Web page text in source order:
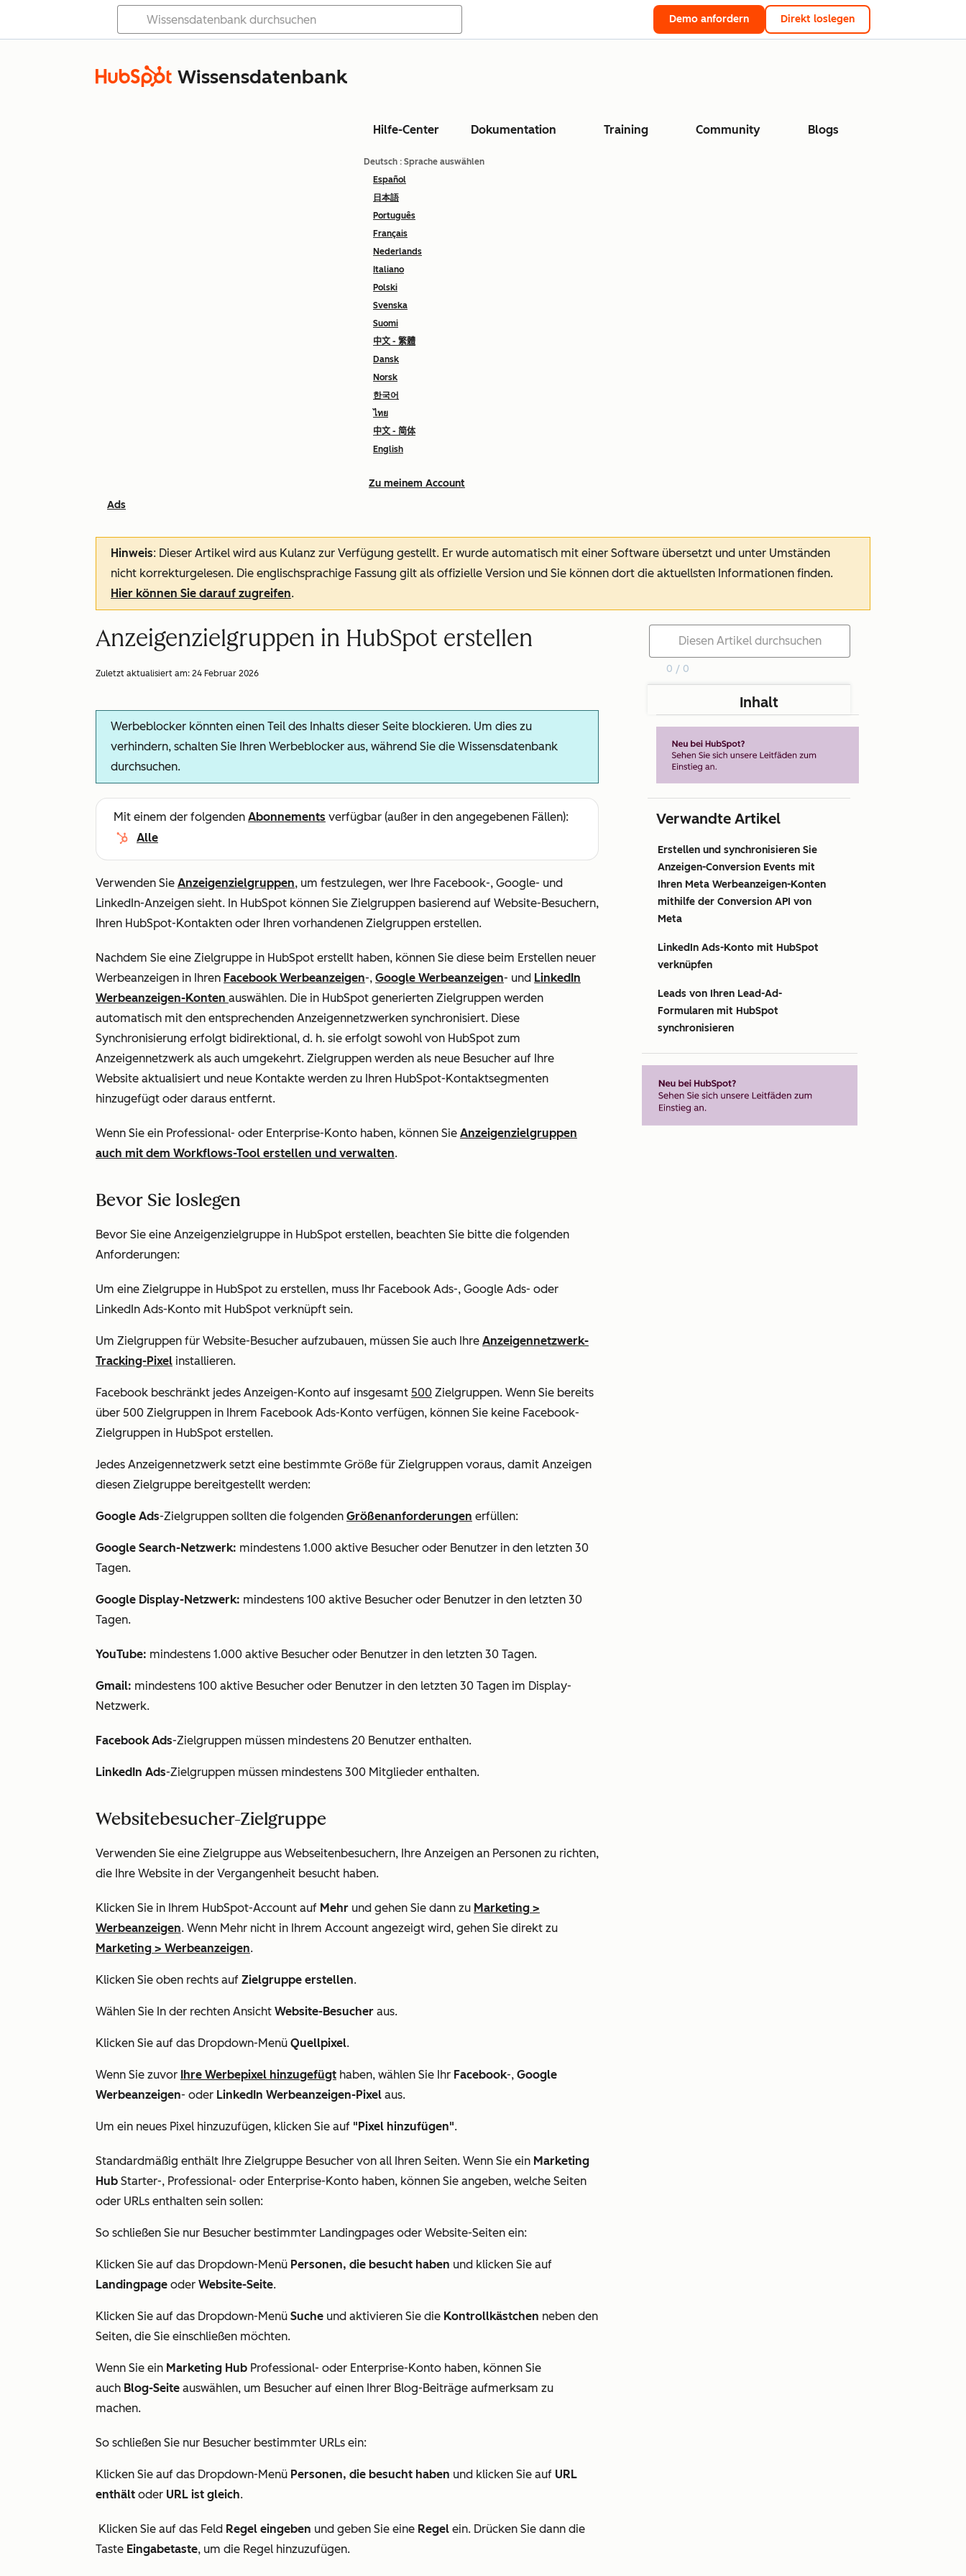
Demo anfordern Direkt loslegen
Wissensdatenbank
Hilfe-Center Dokumentation Training Community Blogs
Deutsch : Sprache auswählen
Español
日本語
Português
Français
Nederlands
Italiano
Polski
Svenska
Suomi
中文 - 繁體
Dansk
Norsk
한국어
ไทย
中文 - 简体
English
Zu meinem Account
Ads
Hinweis: Dieser Artikel wird aus Kulanz zur Verfügung gestellt. Er wurde automatisch mit einer Software übersetzt und unter Umständen
nicht korrekturgelesen. Die englischsprachige Fassung gilt als offizielle Version und Sie können dort die aktuellsten Informationen finden.
Hier können Sie darauf zugreifen.
Anzeigenzielgruppen in HubSpot erstellen
Zuletzt aktualisiert am: 24 Februar 2026
Werbeblocker könnten einen Teil des Inhalts dieser Seite blockieren. Um dies zu
verhindern, schalten Sie Ihren Werbeblocker aus, während Sie die Wissensdatenbank
durchsuchen.
Mit einem der folgenden Abonnements verfügbar (außer in den angegebenen Fällen):
Alle
Verwenden Sie Anzeigenzielgruppen, um festzulegen, wer Ihre Facebook-, Google- und
LinkedIn-Anzeigen sieht. In HubSpot können Sie Zielgruppen basierend auf Website-Besuchern,
Ihren HubSpot-Kontakten oder Ihren vorhandenen Zielgruppen erstellen.
Nachdem Sie eine Zielgruppe in HubSpot erstellt haben, können Sie diese beim Erstellen neuer
Werbeanzeigen in Ihren Facebook Werbeanzeigen-, Google Werbeanzeigen- und LinkedIn
Werbeanzeigen-Konten auswählen. Die in HubSpot generierten Zielgruppen werden
automatisch mit den entsprechenden Anzeigennetzwerken synchronisiert. Diese
Synchronisierung erfolgt bidirektional, d. h. sie erfolgt sowohl von HubSpot zum
Anzeigennetzwerk als auch umgekehrt. Zielgruppen werden als neue Besucher auf Ihre
Website aktualisiert und neue Kontakte werden zu Ihren HubSpot-Kontaktsegmenten
hinzugefügt oder daraus entfernt.
Wenn Sie ein Professional- oder Enterprise-Konto haben, können Sie Anzeigenzielgruppen
auch mit dem Workflows-Tool erstellen und verwalten.
Bevor Sie loslegen
Bevor Sie eine Anzeigenzielgruppe in HubSpot erstellen, beachten Sie bitte die folgenden
Anforderungen:
Um eine Zielgruppe in HubSpot zu erstellen, muss Ihr Facebook Ads-, Google Ads- oder
LinkedIn Ads-Konto mit HubSpot verknüpft sein.
Um Zielgruppen für Website-Besucher aufzubauen, müssen Sie auch Ihre Anzeigennetzwerk-
Tracking-Pixel installieren.
Facebook beschränkt jedes Anzeigen-Konto auf insgesamt 500 Zielgruppen. Wenn Sie bereits
über 500 Zielgruppen in Ihrem Facebook Ads-Konto verfügen, können Sie keine Facebook-
Zielgruppen in HubSpot erstellen.
Jedes Anzeigennetzwerk setzt eine bestimmte Größe für Zielgruppen voraus, damit Anzeigen
diesen Zielgruppe bereitgestellt werden:
Google Ads-Zielgruppen sollten die folgenden Größenanforderungen erfüllen:
Google Search-Netzwerk: mindestens 1.000 aktive Besucher oder Benutzer in den letzten 30
Tagen.
Google Display-Netzwerk: mindestens 100 aktive Besucher oder Benutzer in den letzten 30
Tagen.
YouTube: mindestens 1.000 aktive Besucher oder Benutzer in den letzten 30 Tagen.
Gmail: mindestens 100 aktive Besucher oder Benutzer in den letzten 30 Tagen im Display-
Netzwerk.
Facebook Ads-Zielgruppen müssen mindestens 20 Benutzer enthalten.
LinkedIn Ads-Zielgruppen müssen mindestens 300 Mitglieder enthalten.
Websitebesucher-Zielgruppe
Verwenden Sie eine Zielgruppe aus Webseitenbesuchern, Ihre Anzeigen an Personen zu richten,
die Ihre Website in der Vergangenheit besucht haben.
Klicken Sie in Ihrem HubSpot-Account auf Mehr und gehen Sie dann zu Marketing >
Werbeanzeigen. Wenn Mehr nicht in Ihrem Account angezeigt wird, gehen Sie direkt zu
Marketing > Werbeanzeigen.
Klicken Sie oben rechts auf Zielgruppe erstellen.
Wählen Sie In der rechten Ansicht Website-Besucher aus.
Klicken Sie auf das Dropdown-Menü Quellpixel.
Wenn Sie zuvor Ihre Werbepixel hinzugefügt haben, wählen Sie Ihr Facebook-, Google
Werbeanzeigen- oder LinkedIn Werbeanzeigen-Pixel aus.
Um ein neues Pixel hinzuzufügen, klicken Sie auf "Pixel hinzufügen".
Standardmäßig enthält Ihre Zielgruppe Besucher von all Ihren Seiten. Wenn Sie ein Marketing
Hub Starter-, Professional- oder Enterprise-Konto haben, können Sie angeben, welche Seiten
oder URLs enthalten sein sollen:
So schließen Sie nur Besucher bestimmter Landingpages oder Website-Seiten ein:
Klicken Sie auf das Dropdown-Menü Personen, die besucht haben und klicken Sie auf
Landingpage oder Website-Seite.
Klicken Sie auf das Dropdown-Menü Suche und aktivieren Sie die Kontrollkästchen neben den
Seiten, die Sie einschließen möchten.
Wenn Sie ein Marketing Hub Professional- oder Enterprise-Konto haben, können Sie
auch Blog-Seite auswählen, um Besucher auf einen Ihrer Blog-Beiträge aufmerksam zu
machen.
So schließen Sie nur Besucher bestimmter URLs ein:
Klicken Sie auf das Dropdown-Menü Personen, die besucht haben und klicken Sie auf URL
enthält oder URL ist gleich.
Klicken Sie auf das Feld Regel eingeben und geben Sie eine Regel ein. Drücken Sie dann die
Taste Eingabetaste, um die Regel hinzuzufügen.
0 / 0
Inhalt
Verwandte Artikel
Erstellen und synchronisieren Sie
Anzeigen-Conversion Events mit
Ihren Meta Werbeanzeigen-Konten
mithilfe der Conversion API von
Meta
LinkedIn Ads-Konto mit HubSpot
verknüpfen
Leads von Ihren Lead-Ad-
Formularen mit HubSpot
synchronisieren